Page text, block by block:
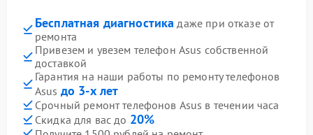
Бесплатная диагностика даже при отказе от
ремонта
Привезем и увезем телефон Asus собственной
доставкой
Гарантия на наши работы по ремонту телефонов
Asus до 3-х лет
Срочный ремонт телефонов Asus в течении часа
Скидка для вас до 20%